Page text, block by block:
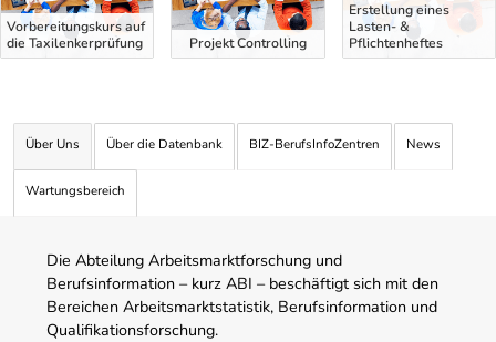
Vorbereitungskurs auf
die Taxilenkerprüfung
Projekt Controlling
Erstellung eines
Lasten- &
Pflichtenheftes
Über Uns Über die Datenbank BIZ-BerufsInfoZentren News
Wartungsbereich
Die Abteilung Arbeitsmarktforschung und
Berufsinformation – kurz ABI – beschäftigt sich mit den
Bereichen Arbeitsmarktstatistik, Berufsinformation und
Qualifikationsforschung.